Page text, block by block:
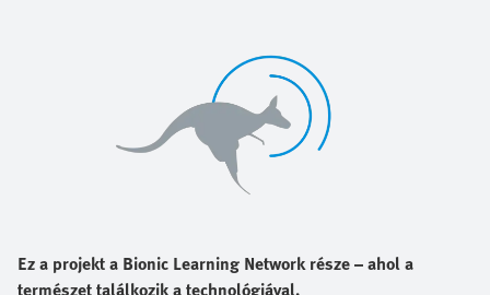
Ez a projekt a Bionic Learning Network része – ahol a
természet találkozik a technológiával.